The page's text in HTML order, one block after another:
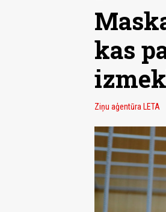
kas
Ziņu aģentūra LETA